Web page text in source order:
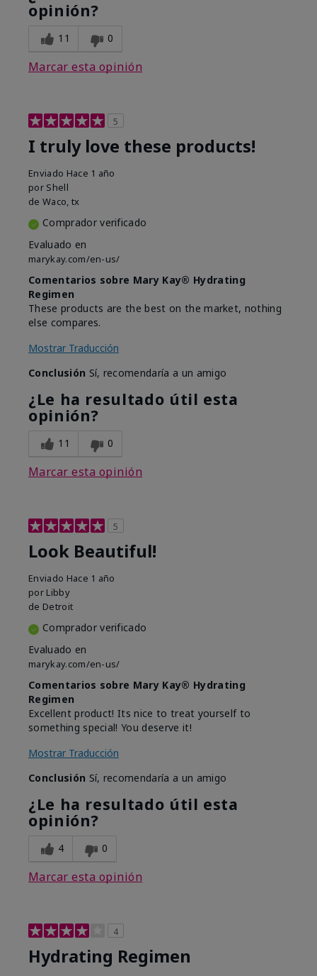
opinión?
11 0
Marcar esta opinión
5
I truly love these products!
Enviado Hace 1 año
por Shell
de Waco, tx
Comprador verificado
Evaluado en
marykay.com/en-us/
Comentarios sobre Mary Kay® Hydrating
Regimen
These products are the best on the market, nothing
else compares.
Mostrar Traducción
Conclusión Sí, recomendaría a un amigo
¿Le ha resultado útil esta
opinión?
11 0
Marcar esta opinión
5
Look Beautiful!
Enviado Hace 1 año
por Libby
de Detroit
Comprador verificado
Evaluado en
marykay.com/en-us/
Comentarios sobre Mary Kay® Hydrating
Regimen
Excellent product! Its nice to treat yourself to
something special! You deserve it!
Mostrar Traducción
Conclusión Sí, recomendaría a un amigo
¿Le ha resultado útil esta
opinión?
4 0
Marcar esta opinión
4
Hydrating Regimen